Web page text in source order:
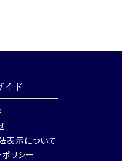
イド
表示について
リシー